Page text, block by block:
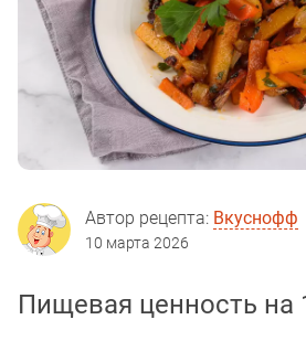
Автор рецепта: Вкуснофф
10 марта 2026
Пищевая ценность на